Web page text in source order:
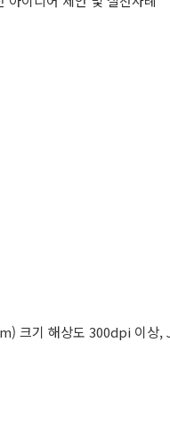
크기 해상도 300dpi 이상,